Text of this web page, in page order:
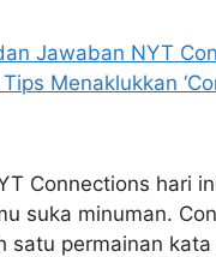
Connections hari
suka minuman.
satu permainan